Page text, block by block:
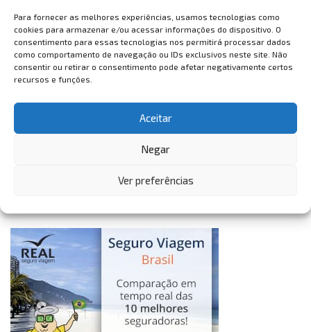
Para fornecer as melhores experiências, usamos tecnologias como
cookies para armazenar e/ou acessar informações do dispositivo. O
consentimento para essas tecnologias nos permitirá processar dados
como comportamento de navegação ou IDs exclusivos neste site. Não
consentir ou retirar o consentimento pode afetar negativamente certos
recursos e funções.
Aceitar
Negar
Ver preferências